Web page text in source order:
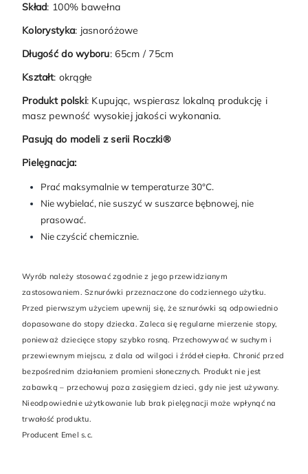
Skład: 100% bawełna
Kolorystyka: jasnoróżowe
Długość do wyboru: 65cm / 75cm
Kształt: okrągłe
Produkt polski: Kupując, wspierasz lokalną produkcję i
masz pewność wysokiej jakości wykonania.
Pasują do modeli z serii Roczki®
Pielęgnacja:
Prać maksymalnie w temperaturze 30°C.
Nie wybielać, nie suszyć w suszarce bębnowej, nie
prasować.
Nie czyścić chemicznie.
Wyrób należy stosować zgodnie z jego przewidzianym
zastosowaniem. Sznurówki przeznaczone do codziennego użytku.
Przed pierwszym użyciem upewnij się, że sznurówki są odpowiednio
dopasowane do stopy dziecka. Zaleca się regularne mierzenie stopy,
ponieważ dziecięce stopy szybko rosną. Przechowywać w suchym i
przewiewnym miejscu, z dala od wilgoci i źródeł ciepła. Chronić przed
bezpośrednim działaniem promieni słonecznych. Produkt nie jest
zabawką – przechowuj poza zasięgiem dzieci, gdy nie jest używany.
Nieodpowiednie użytkowanie lub brak pielęgnacji może wpłynąć na
trwałość produktu.
Producent Emel s.c.